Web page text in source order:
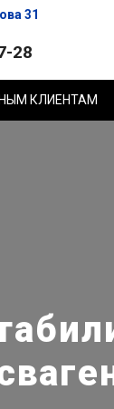
31
28
КЛИЕНТАМ